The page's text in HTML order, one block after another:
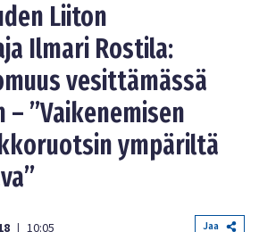
Liiton
Ilmari Rostila:
vesittämässä
”Vaikenemisen
ympäriltä
| 10:05 Jaa